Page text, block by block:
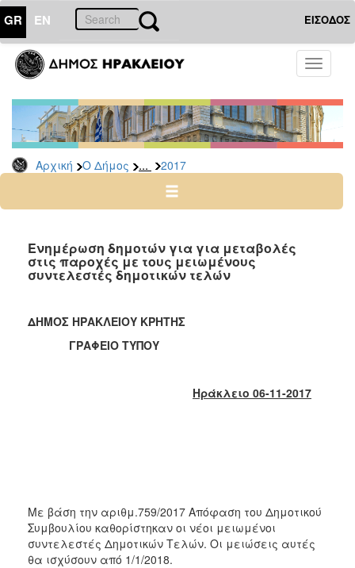
GR EN ΕΙΣΟΔΟΣ
Toggle
Αρχική Ο Δήμος ... 2017
ΔΗΜΟΣ
Δελτία
Τύπου
Αρχείο
2026
2024
2022
2021
2010
2006
Ενημέρωση δημοτών για για μεταβολές
στις παροχές με τους μειωμένους
συντελεστές δημοτικών τελών
ΔΗΜΟΣ ΗΡΑΚΛΕΙΟΥ ΚΡΗΤΗΣ
ΓΡΑΦΕΙΟ ΤΥΠΟΥ
Ηράκλειο 06-11-2017
Με βάση την αριθμ.759/2017 Απόφαση του Δημοτικού
Συμβουλίου καθορίστηκαν οι νέοι μειωμένοι
συντελεστές Δημοτικών Τελών. Οι μειώσεις αυτές
θα ισχύσουν από 1/1/2018.